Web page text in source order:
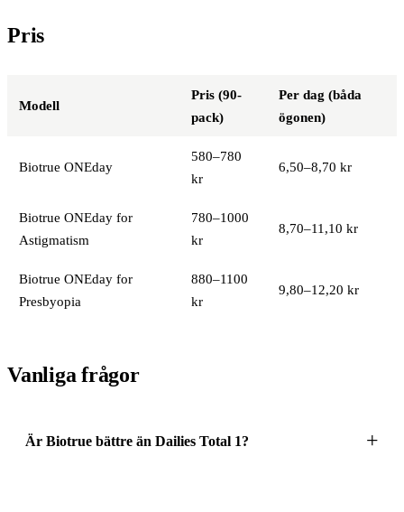
Pris
Modell
Pris (90-
pack)
Per dag (båda
ögonen)
Biotrue ONEday
580–780
kr
6,50–8,70 kr
Biotrue ONEday for
Astigmatism
780–1000
kr
8,70–11,10 kr
Biotrue ONEday for
Presbyopia
880–1100
kr
9,80–12,20 kr
Vanliga frågor
Är Biotrue bättre än Dailies Total 1?